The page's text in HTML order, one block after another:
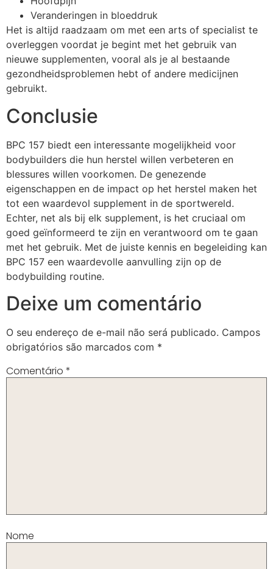
Veranderingen in bloeddruk
Het is altijd raadzaam om met een arts of specialist te
overleggen voordat je begint met het gebruik van
nieuwe supplementen, vooral als je al bestaande
gezondheidsproblemen hebt of andere medicijnen
gebruikt.
Conclusie
BPC 157 biedt een interessante mogelijkheid voor
bodybuilders die hun herstel willen verbeteren en
blessures willen voorkomen. De genezende
eigenschappen en de impact op het herstel maken het
tot een waardevol supplement in de sportwereld.
Echter, net als bij elk supplement, is het cruciaal om
goed geïnformeerd te zijn en verantwoord om te gaan
met het gebruik. Met de juiste kennis en begeleiding kan
BPC 157 een waardevolle aanvulling zijn op de
bodybuilding routine.
Deixe um comentário
O seu endereço de e-mail não será publicado. Campos
obrigatórios são marcados com *
Comentário *
Nome